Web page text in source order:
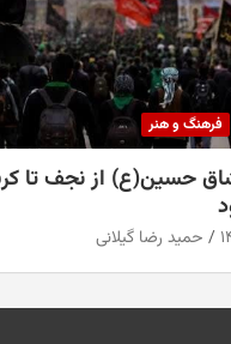
فرهنگ و هنر
حسین(ع) از نجف تا
حمید رضا گیلانی